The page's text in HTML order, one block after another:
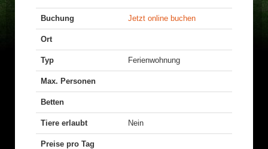
Buchung Jetzt online buchen
Ort
Typ Ferienwohnung
Max. Personen
Betten
Tiere erlaubt Nein
Preise pro Tag